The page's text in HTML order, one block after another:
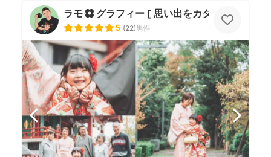
ラモ ✿ グラフィー [ 思い出をカタチに ]
5 (22)男性